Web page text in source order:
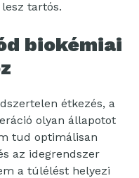
tartós.
biokémiai
étkezés, a
olyan állapotot
tud optimálisan
az idegrendszer
a túlélést helyezi